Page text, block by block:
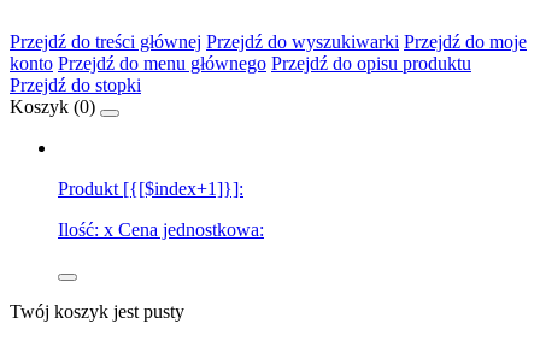
Przejdź do treści głównej Przejdź do wyszukiwarki Przejdź do moje
konto Przejdź do menu głównego Przejdź do opisu produktu
Przejdź do stopki
Koszyk (0)
Produkt [{[$index+1]}]:
Ilość: x Cena jednostkowa:
Twój koszyk jest pusty